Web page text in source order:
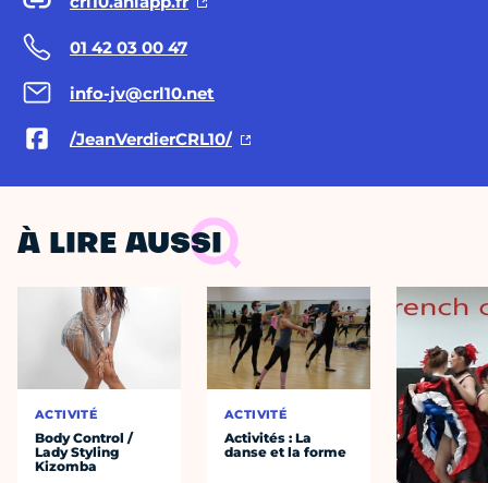
01 42 03 00 47
info-jv@crl10.net
/JeanVerdierCRL10/
À LIRE AUSSI
ACTIVITÉ
Body Control /
Lady Styling
Kizomba
ACTIVITÉ
Activités : La
danse et la forme